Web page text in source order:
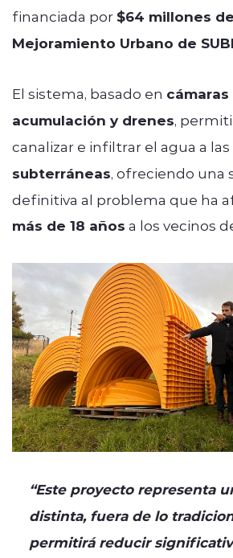
financiada por $64 millones
Mejoramiento Urbano de
El sistema, basado en cámaras
acumulación y drenes,
canalizar e infiltrar el agua a las
subterráneas, ofreciendo una
definitiva al problema que ha
más de 18 años a los vecinos
“Este proyecto representa
distinta, fuera de lo
permitirá reducir